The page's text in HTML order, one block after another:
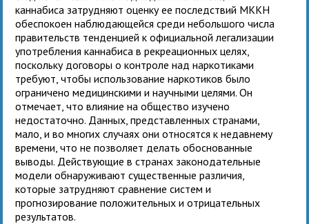
каннабиса затрудняют оценку ее последствий МККН
обеспокоен наблюдающейся среди небольшого числа
правительств тенденцией к официальной легализации
употребления каннабиса в рекреационных целях,
поскольку договоры о контроле над наркотиками
требуют, чтобы использование наркотиков было
ограничено медицинскими и научными целями. Он
отмечает, что влияние на общество изучено
недостаточно. Данных, представленных странами,
мало, и во многих случаях они относятся к недавнему
времени, что не позволяет делать обоснованные
выводы. Действующие в странах законодательные
модели обнаруживают существенные различия,
которые затрудняют сравнение систем и
прогнозирование положительных и отрицательных
результатов.